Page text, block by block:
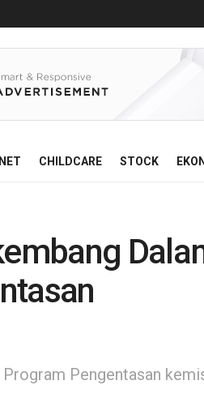
CHILDCARE STOCK
Pengentasan